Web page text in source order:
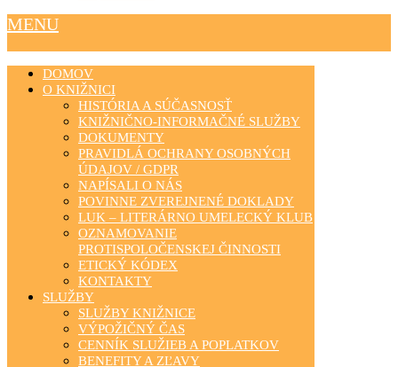
MENU
DOMOV
O KNIŽNICI
HISTÓRIA A SÚČASNOSŤ
KNIŽNIČNO-INFORMAČNÉ SLUŽBY
DOKUMENTY
PRAVIDLÁ OCHRANY OSOBNÝCH
ÚDAJOV / GDPR
NAPÍSALI O NÁS
POVINNE ZVEREJNENÉ DOKLADY
LUK – LITERÁRNO UMELECKÝ KLUB
OZNAMOVANIE
PROTISPOLOČENSKEJ ČINNOSTI
ETICKÝ KÓDEX
KONTAKTY
SLUŽBY
SLUŽBY KNIŽNICE
VÝPOŽIČNÝ ČAS
CENNÍK SLUŽIEB A POPLATKOV
BENEFITY A ZĽAVY